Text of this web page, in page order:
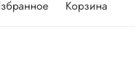
Корзина